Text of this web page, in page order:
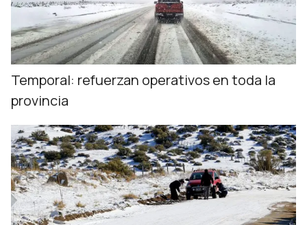
Temporal: refuerzan operativos en toda la
provincia